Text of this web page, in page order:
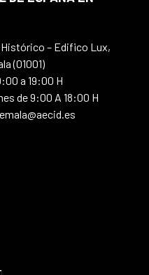
Histórico – Edifico Lux,
(01001)
a 19:00 H
de 9:00 A 18:00 H